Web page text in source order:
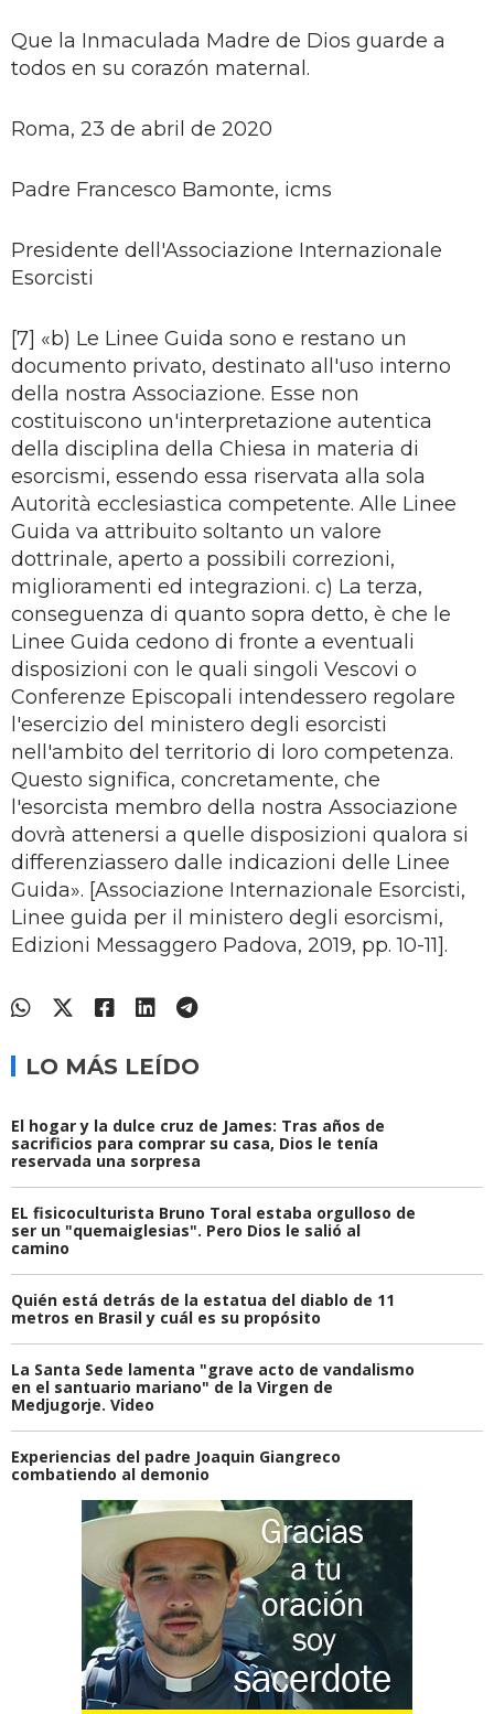
Que la Inmaculada Madre de Dios guarde a
todos en su corazón maternal.
Roma, 23 de abril de 2020
Padre Francesco Bamonte, icms
Presidente dell'Associazione Internazionale
Esorcisti
[7] «b) Le Linee Guida sono e restano un
documento privato, destinato all'uso interno
della nostra Associazione. Esse non
costituiscono un'interpretazione autentica
della disciplina della Chiesa in materia di
esorcismi, essendo essa riservata alla sola
Autorità ecclesiastica competente. Alle Linee
Guida va attribuito soltanto un valore
dottrinale, aperto a possibili correzioni,
miglioramenti ed integrazioni. c) La terza,
conseguenza di quanto sopra detto, è che le
Linee Guida cedono di fronte a eventuali
disposizioni con le quali singoli Vescovi o
Conferenze Episcopali intendessero regolare
l'esercizio del ministero degli esorcisti
nell'ambito del territorio di loro competenza.
Questo significa, concretamente, che
l'esorcista membro della nostra Associazione
dovrà attenersi a quelle disposizioni qualora si
differenziassero dalle indicazioni delle Linee
Guida». [Associazione Internazionale Esorcisti,
Linee guida per il ministero degli esorcismi,
Edizioni Messaggero Padova, 2019, pp. 10-11].
LO MÁS LEÍDO
El hogar y la dulce cruz de James: Tras años de
sacrificios para comprar su casa, Dios le tenía
reservada una sorpresa
EL fisicoculturista Bruno Toral estaba orgulloso de
ser un "quemaiglesias". Pero Dios le salió al
camino
Quién está detrás de la estatua del diablo de 11
metros en Brasil y cuál es su propósito
La Santa Sede lamenta "grave acto de vandalismo
en el santuario mariano" de la Virgen de
Medjugorje. Video
Experiencias del padre Joaquin Giangreco
combatiendo al demonio